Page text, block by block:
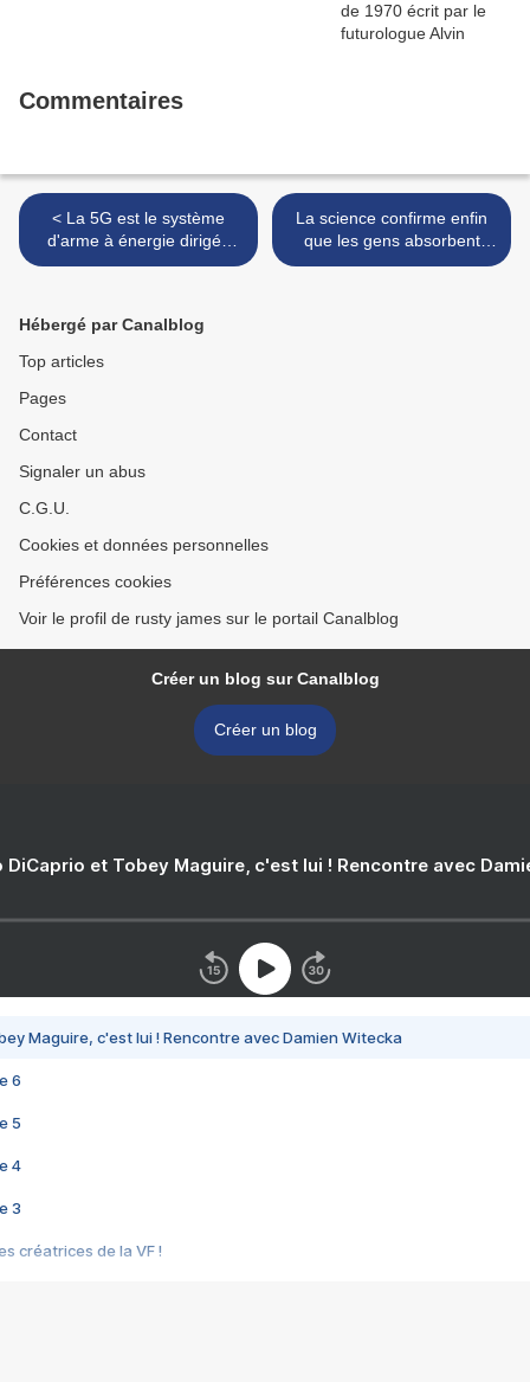
Commentaires
< La 5G est le système
d'arme à énergie dirigée
ultime, selon un physicien
La science confirme enfin
que les gens absorbent
l'énergie des autres >
Hébergé par Canalblog
Top articles
Pages
Contact
Signaler un abus
C.G.U.
Cookies et données personnelles
Préférences cookies
Voir le profil de rusty james sur le portail Canalblog
Créer un blog sur Canalblog
Créer un blog
DiCaprio et Tobey Maguire, c'est lui ! Rencontre avec
Maguire, c'est lui ! Rencontre avec Damien Witecka
6
5
4
3
créatrices de la VF !